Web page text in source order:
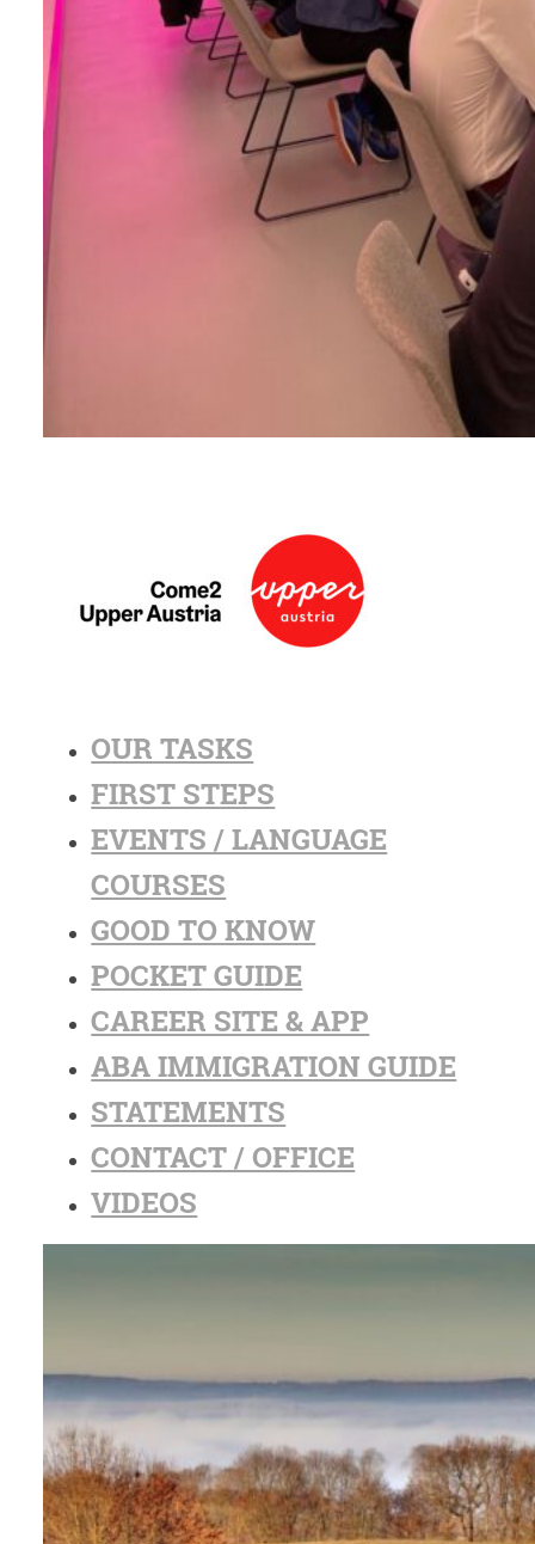
OUR TASKS
FIRST STEPS
EVENTS / LANGUAGE
COURSES
GOOD TO KNOW
POCKET GUIDE
CAREER SITE & APP
ABA IMMIGRATION GUIDE
STATEMENTS
CONTACT / OFFICE
VIDEOS